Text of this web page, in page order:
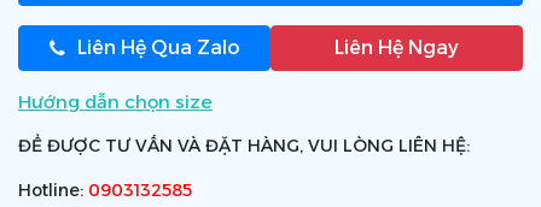
Liên Hệ Qua Zalo Liên Hệ Ngay
Hướng dẫn chọn size
ĐỂ ĐƯỢC TƯ VẤN VÀ ĐẶT HÀNG, VUI LÒNG LIÊN HỆ:
Hotline: 0903132585